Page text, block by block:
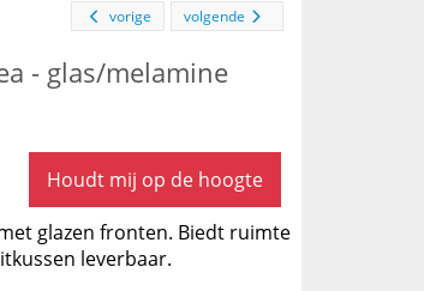
volgende
vorige
- glas/melamine
Houdt mij op de hoogte
glazen fronten. Biedt ruimte
leverbaar.